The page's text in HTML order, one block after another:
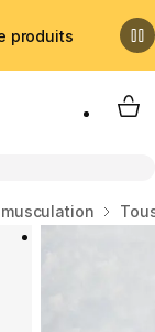
produits
My